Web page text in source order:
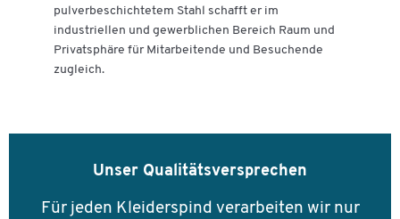
pulverbeschichtetem Stahl schafft er im
industriellen und gewerblichen Bereich Raum und
Privatsphäre für Mitarbeitende und Besuchende
zugleich.
Unser Qualitätsversprechen
Für jeden Kleiderspind verarbeiten wir nur